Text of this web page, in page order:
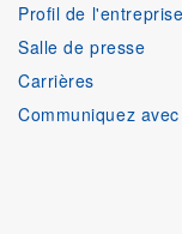
Profil de l'entreprise
Salle de presse
Carrières
Communiquez